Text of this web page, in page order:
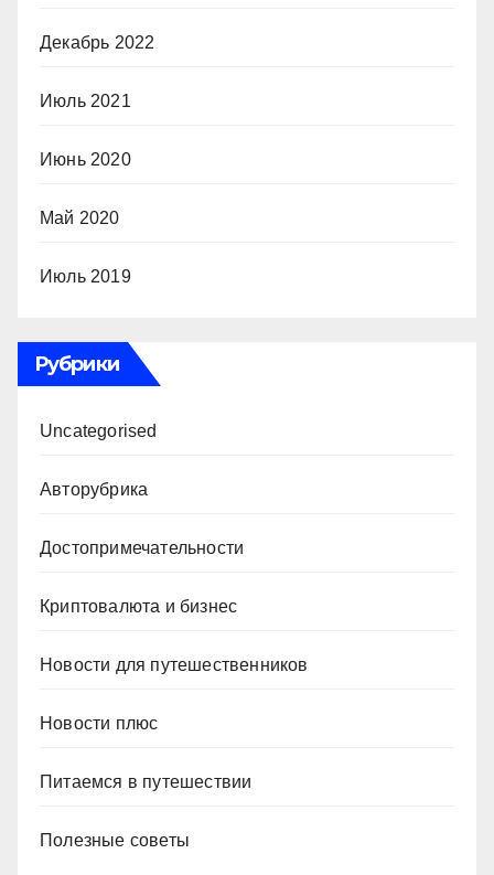
Декабрь 2022
Июль 2021
Июнь 2020
Май 2020
Июль 2019
Рубрики
Uncategorised
Авторубрика
Достопримечательности
Криптовалюта и бизнес
Новости для путешественников
Новости плюс
Питаемся в путешествии
Полезные советы